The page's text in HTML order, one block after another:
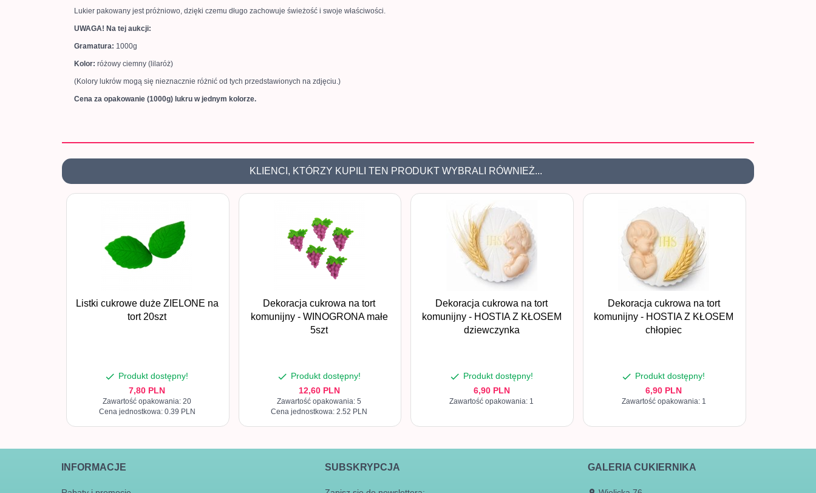
Lukier pakowany jest próżniowo, dzięki czemu długo zachowuje świeżość i swoje właściwości.
UWAGA! Na tej aukcji:
Gramatura: 1000g
Kolor: różowy ciemny (lilaróż)
(Kolory lukrów mogą się nieznacznie różnić od tych przedstawionych na zdjęciu.)
Cena za opakowanie (1000g) lukru w jednym kolorze.
KLIENCI, KTÓRZY KUPILI TEN PRODUKT WYBRALI RÓWNIEŻ...
Listki cukrowe duże ZIELONE na
tort 20szt
Produkt dostępny!
7,80 PLN
Zawartość opakowania: 20
Cena jednostkowa: 0.39 PLN
Dekoracja cukrowa na tort
komunijny - WINOGRONA małe
5szt
Produkt dostępny!
12,60 PLN
Zawartość opakowania: 5
Cena jednostkowa: 2.52 PLN
Dekoracja cukrowa na tort
komunijny - HOSTIA Z KŁOSEM
dziewczynka
Produkt dostępny!
6,90 PLN
Zawartość opakowania: 1
Dekoracja cukrowa na tort
komunijny - HOSTIA Z KŁOSEM
chłopiec
Produkt dostępny!
6,90 PLN
Zawartość opakowania: 1
INFORMACJE SUBSKRYPCJA GALERIA CUKIERNIKA